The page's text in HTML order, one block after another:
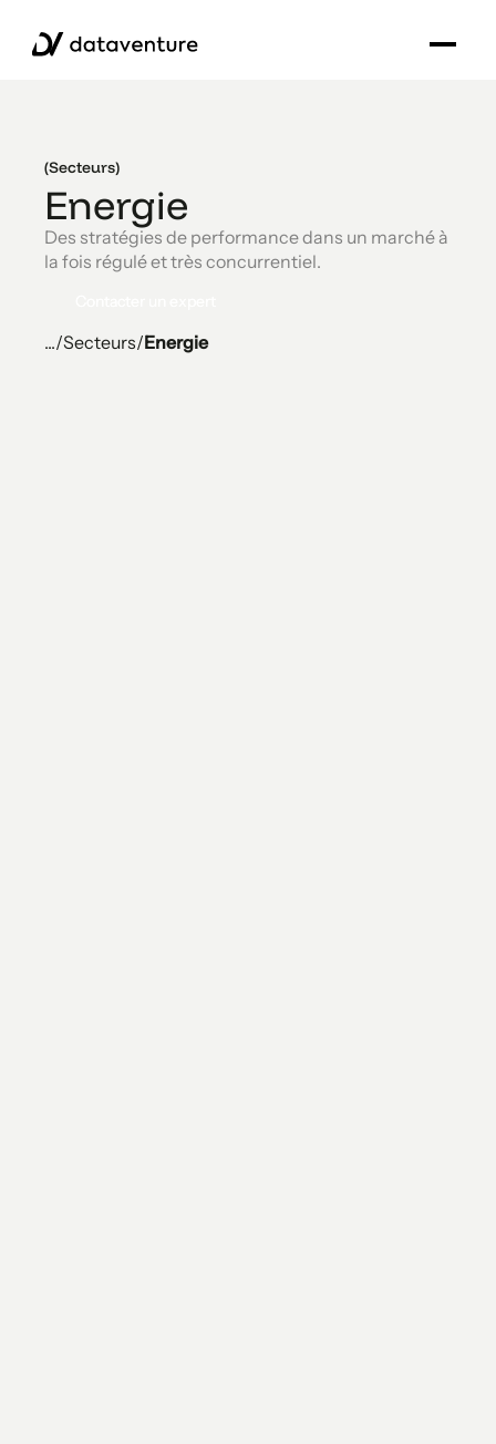
(Secteurs)
Energie
Des stratégies de performance dans un marché à
la fois régulé et très concurrentiel.
.../Secteurs/Energie